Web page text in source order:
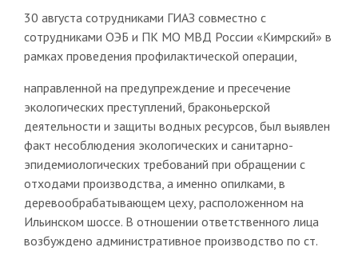
30 августа сотрудниками ГИАЗ совместно с
сотрудниками ОЭБ и ПК МО МВД России «Кимрский» в
рамках проведения профилактической операции,
направленной на предупреждение и пресечение
экологических преступлений, браконьерской
деятельности и защиты водных ресурсов, был выявлен
факт несоблюдения экологических и санитарно-
эпидемиологических требований при обращении с
отходами производства, а именно опилками, в
деревообрабатывающем цеху, расположенном на
Ильинском шоссе. В отношении ответственного лица
возбуждено административное производство по ст.